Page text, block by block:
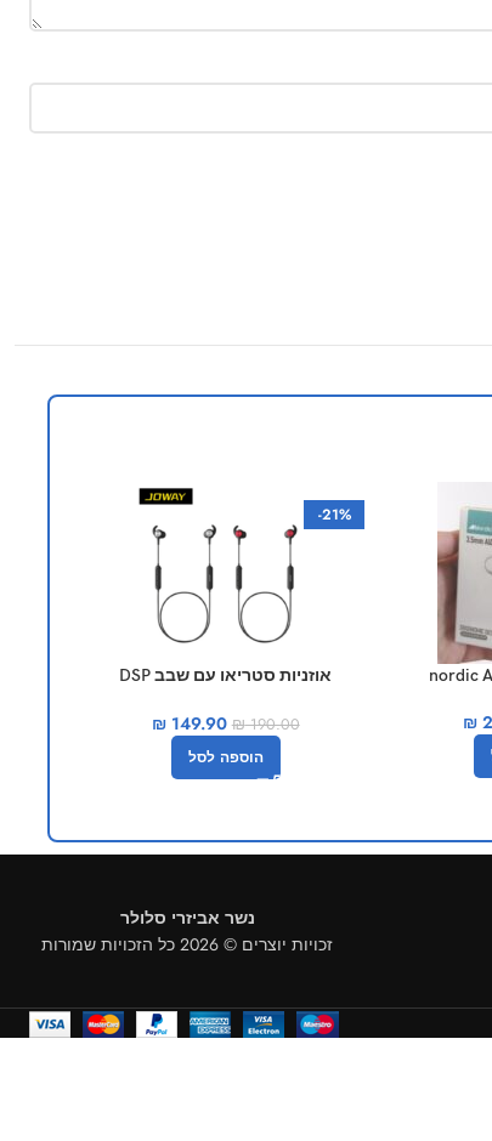
₪
-21%
אוזניות סטריאו עם שבב DSP
₪190.00
₪149.90
הוספה לסל
נשר אביזרי סלולר
זכויות יוצרים © 2026 כל הזכויות שמורות